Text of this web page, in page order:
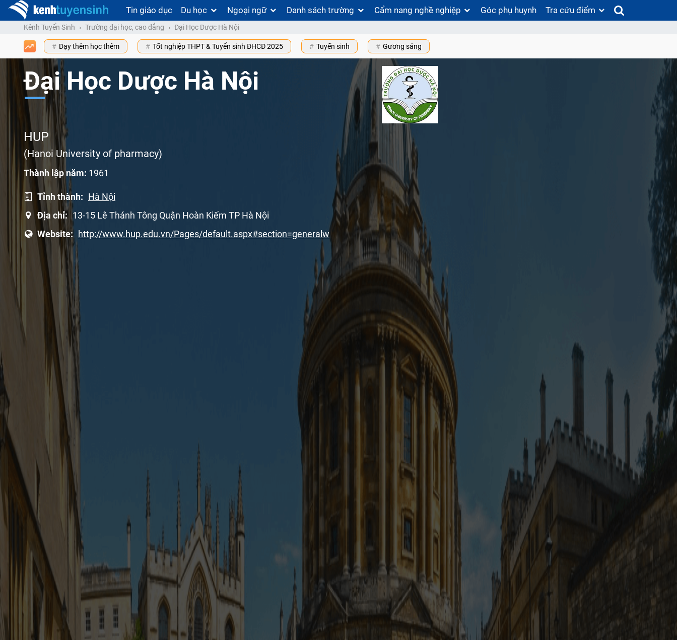
Tin giáo dục Du học Ngoại ngữ Danh sách trường Cẩm nang nghề nghiệp Góc phụ huynh Tra cứu điểm
Kênh Tuyển Sinh Trường đại học, cao đẳng Đại Học Dược Hà Nội
Dạy thêm học thêm Tốt nghiệp THPT & Tuyển sinh ĐHCĐ 2025 Tuyến sinh Gương sáng
Đại Học Dược Hà Nội
HUP
(Hanoi University of pharmacy)
Thành lập năm: 1961
Tỉnh thành: Hà Nội
Địa chỉ: 13-15 Lê Thánh Tông Quận Hoàn Kiếm TP Hà Nội
Website:
http://www.hup.edu.vn/Pages/default.aspx#section=generalw